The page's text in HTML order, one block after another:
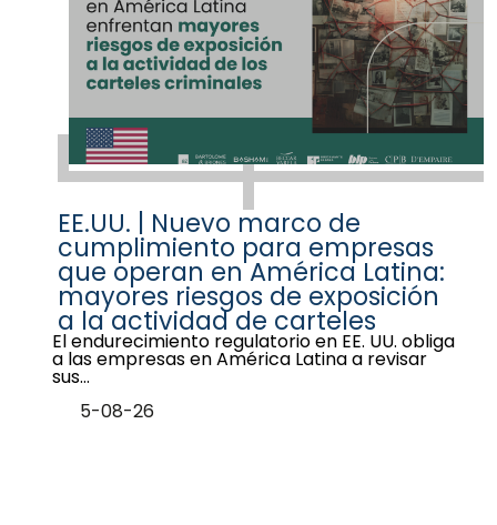
EE.UU. | Nuevo marco de
cumplimiento para empresas
que operan en América Latina:
mayores riesgos de exposición
a la actividad de carteles
5-08-26
El endurecimiento regulatorio en EE. UU. obliga
a las empresas en América Latina a revisar
sus…